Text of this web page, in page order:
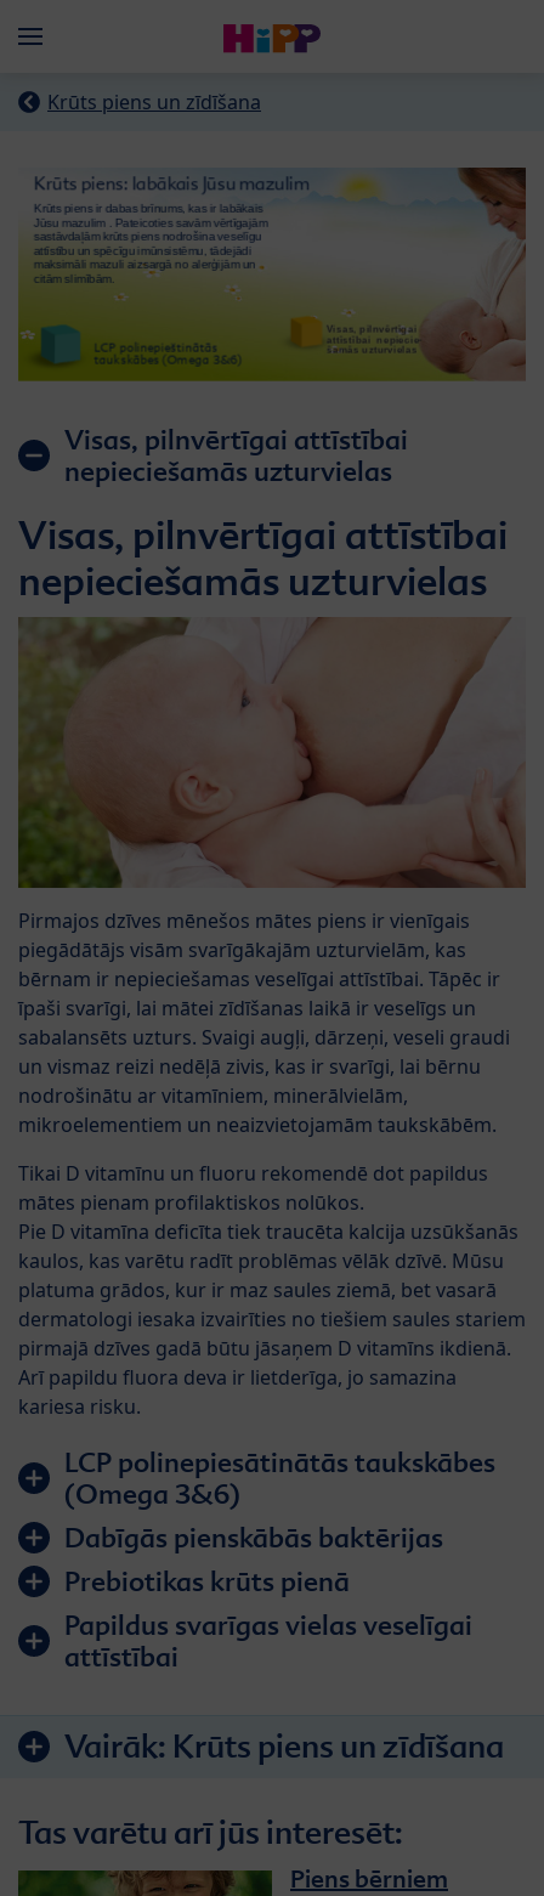
Menü
Krūts piens un zīdīšana
Visas, pilnvērtīgai attīstībai
nepieciešamās uzturvielas
Visas, pilnvērtīgai attīstībai
nepieciešamās uzturvielas
Pirmajos dzīves mēnešos mātes piens ir vienīgais
piegādātājs visām svarīgākajām uzturvielām, kas
bērnam ir nepieciešamas veselīgai attīstībai. Tāpēc ir
īpaši svarīgi, lai mātei zīdīšanas laikā ir veselīgs un
sabalansēts uzturs. Svaigi augļi, dārzeņi, veseli graudi
un vismaz reizi nedēļā zivis, kas ir svarīgi, lai bērnu
nodrošinātu ar vitamīniem, minerālvielām,
mikroelementiem un neaizvietojamām taukskābēm.
Tikai D vitamīnu un fluoru rekomendē dot papildus
mātes pienam profilaktiskos nolūkos.
Pie D vitamīna deficīta tiek traucēta kalcija uzsūkšanās
kaulos, kas varētu radīt problēmas vēlāk dzīvē. Mūsu
platuma grādos, kur ir maz saules ziemā, bet vasarā
dermatologi iesaka izvairīties no tiešiem saules stariem
pirmajā dzīves gadā būtu jāsaņem D vitamīns ikdienā.
Arī papildu fluora deva ir lietderīga, jo samazina
kariesa risku.
LCP polinepiesātinātās taukskābes
(Omega 3&6)
Dabīgās pienskābās baktērijas
Prebiotikas krūts pienā
Papildus svarīgas vielas veselīgai
attīstībai
Vairāk: Krūts piens un zīdīšana
Tas varētu arī jūs interesēt:
Piens bērniem